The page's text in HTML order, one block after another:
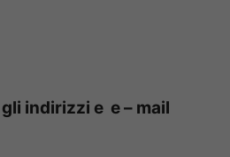
indirizzi e e – mail